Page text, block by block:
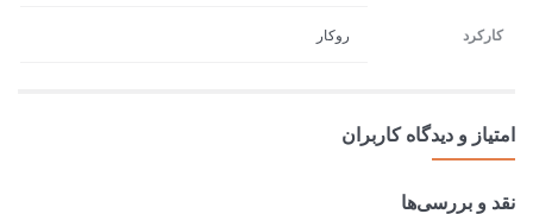
کارکرد روکار
امتیاز و دیدگاه کاربران
نقد و بررسی‌ها